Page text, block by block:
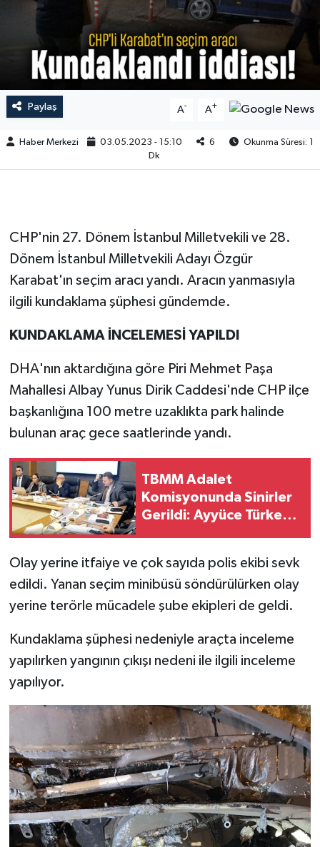
Paylaş A- A+
Haber Merkezi 03.05.2023 - 15:10 6
Okunma Süresi: 1
Dk
CHP'nin 27. Dönem İstanbul Milletvekili ve 28.
Dönem İstanbul Milletvekili Adayı Özgür
Karabat'ın seçim aracı yandı. Aracın yanmasıyla
ilgili kundaklama şüphesi gündemde.
KUNDAKLAMA İNCELEMESİ YAPILDI
DHA'nın aktardığına göre Piri Mehmet Paşa
Mahallesi Albay Yunus Dirik Caddesi'nde CHP ilçe
başkanlığına 100 metre uzaklıkta park halinde
bulunan araç gece saatlerinde yandı.
TBMM Adalet
Komisyonunda Sinirler
Gerildi: Ayyüce Türkeş
"Çamaşır Suyu" Kavgası
Olay yerine itfaiye ve çok sayıda polis ekibi sevk
edildi. Yanan seçim minibüsü söndürülürken olay
yerine terörle mücadele şube ekipleri de geldi.
Kundaklama şüphesi nedeniyle araçta inceleme
yapılırken yangının çıkışı nedeni ile ilgili inceleme
yapılıyor.